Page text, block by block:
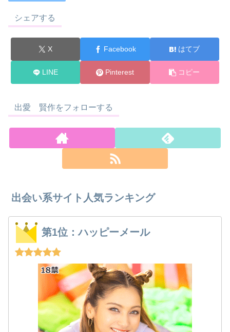
シェアする
X Facebook はてブ
LINE Pinterest コピー
出愛 賢作をフォローする
出会い系サイト人気ランキング
第1位：ハッピーメール